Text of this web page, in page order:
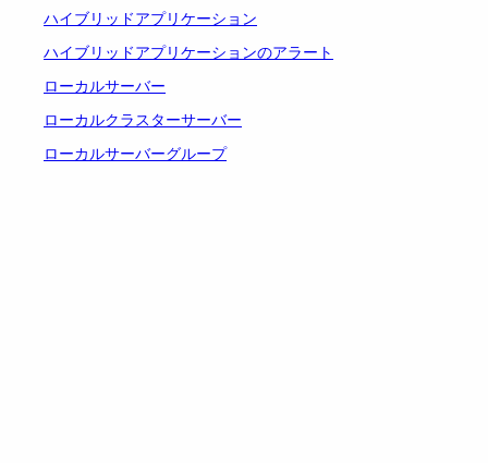
ハイブリッドアプリケーション
ハイブリッドアプリケーションのアラート
ローカルサーバー
ローカルクラスターサーバー
ローカルサーバーグループ